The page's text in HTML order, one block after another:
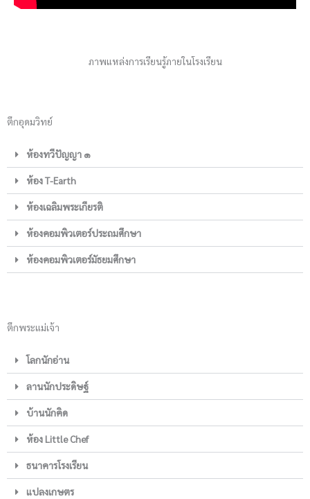
ภาพแหล่งการเรียนรู้ภายในโรงเรียน
ตึกอุดมวิทย์
ห้องทวีปัญญา ๑
ห้อง T-Earth
ห้องเฉลิมพระเกียรติ
ห้องคอมพิวเตอร์ประถมศึกษา
ห้องคอมพิวเตอร์มัธยมศึกษา
ตึกพระแม่เจ้า
โลกนักอ่าน
ลานนักประดิษฐ์
บ้านนักคิด
ห้อง Little Chef
ธนาคารโรงเรียน
แปลงเกษตร